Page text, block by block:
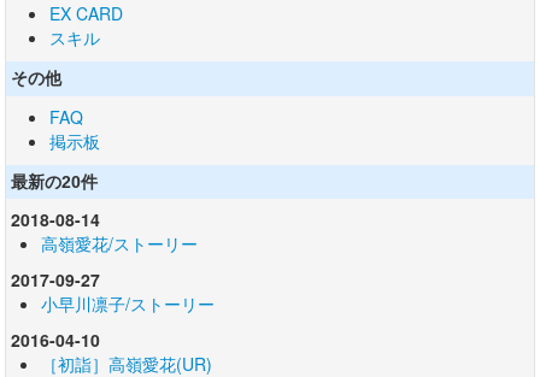
EX CARD
スキル
その他
FAQ
掲示板
最新の20件
2018-08-14
高嶺愛花/ストーリー
2017-09-27
小早川凛子/ストーリー
2016-04-10
［初詣］高嶺愛花(UR)